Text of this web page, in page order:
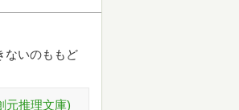
いのももど
元推理文庫)